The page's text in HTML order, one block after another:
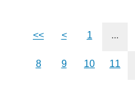
<< < 1 ...
8 9 10 11